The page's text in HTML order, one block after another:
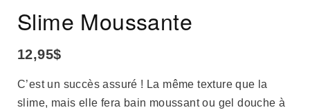
Slime Moussante
12,95$
C’est un succès assuré ! La même texture que la
slime, mais elle fera bain moussant ou gel douche à